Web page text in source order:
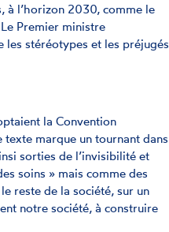
à l’horizon 2030, comme le
Premier ministre
les stéréotypes et les préjugés
la Convention
marque un tournant dans
sorties de l’invisibilité et
soins » mais comme des
reste de la société, sur un
notre société, à construire